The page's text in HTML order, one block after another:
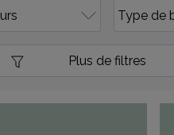
Plus de filtres